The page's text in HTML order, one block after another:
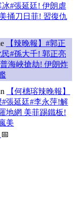
冰#張延廷! 伊朗虐
捅刀日菲! 習復仇
【辣晚報】#郭正
民#孫大千! 郭正亮
海峽搶劫! 伊朗炸
【何橞瑢辣晚報】
#張延廷#李永萍!解
地網 美菲踢鐵板!
美
📅